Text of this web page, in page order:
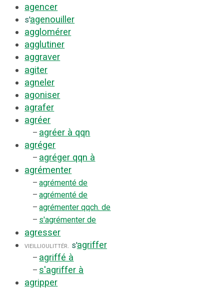
agencer
s'agenouiller
agglomérer
agglutiner
aggraver
agiter
agneler
agoniser
agrafer
agréer
– agréer à qqn
agréger
– agréger qqn à
agrémenter
– agrémenté de
– agrémenté de
– agrémenter qqch. de
– s'agrémenter de
agresser
vieillioulittér. s'agriffer
– agriffé à
– s'agriffer à
agripper